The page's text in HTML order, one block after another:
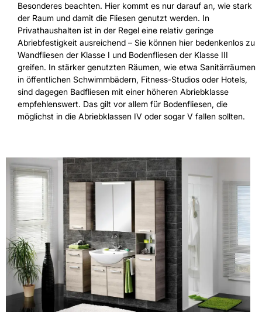
Besonderes beachten. Hier kommt es nur darauf an, wie stark
der Raum und damit die Fliesen genutzt werden. In
Privathaushalten ist in der Regel eine relativ geringe
Abriebfestigkeit ausreichend – Sie können hier bedenkenlos zu
Wandfliesen der Klasse I und Bodenfliesen der Klasse III
greifen. In stärker genutzten Räumen, wie etwa Sanitärräumen
in öffentlichen Schwimmbädern, Fitness-Studios oder Hotels,
sind dagegen Badfliesen mit einer höheren Abriebklasse
empfehlenswert. Das gilt vor allem für Bodenfliesen, die
möglichst in die Abriebklassen IV oder sogar V fallen sollten.